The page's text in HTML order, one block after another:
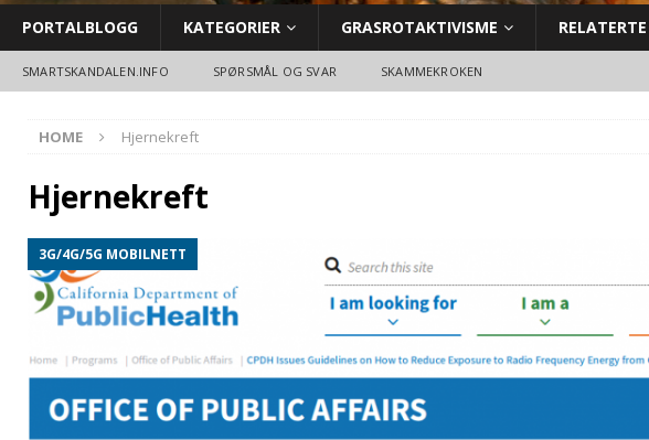
PORTALBLOGG KATEGORIER GRASROTAKTIVISME
SMARTSKANDALEN.INFO SPØRSMÅL OG SVAR SKAMMEKROKEN
HOME Hjernekreft
Hjernekreft
3G/4G/5G MOBILNETT